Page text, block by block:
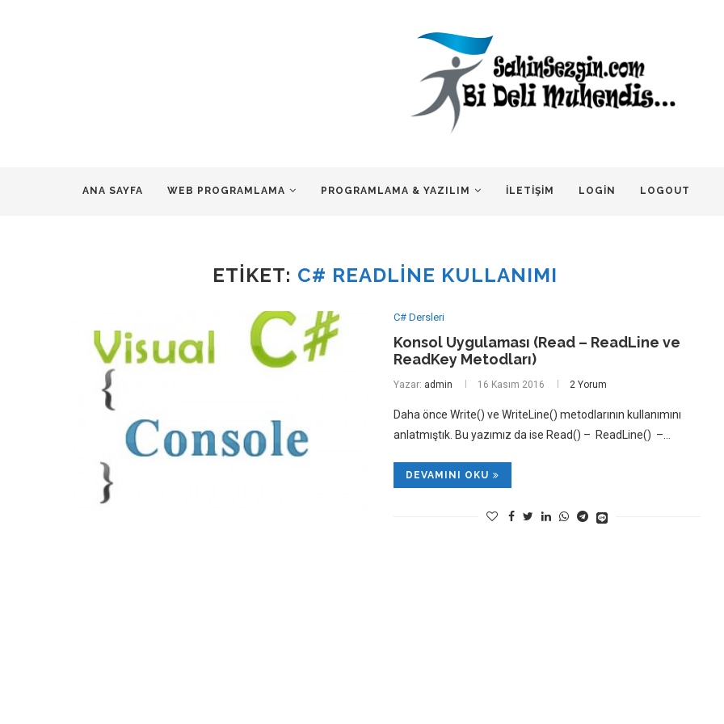
ANA SAYFA WEB PROGRAMLAMA PROGRAMLAMA & YAZILIM İLETIŞIM LOGIN LOGOUT
ETIKET: C# READLINE KULLANIMI
C# Dersleri
Konsol Uygulaması (Read – ReadLine ve
ReadKey Metodları)
Yazar: admin 16 Kasım 2016 2 Yorum
Daha önce Write() ve WriteLine() metodlarının kullanımını
anlatmıştık. Bu yazımız da ise Read() – ReadLine() –…
DEVAMINI OKU